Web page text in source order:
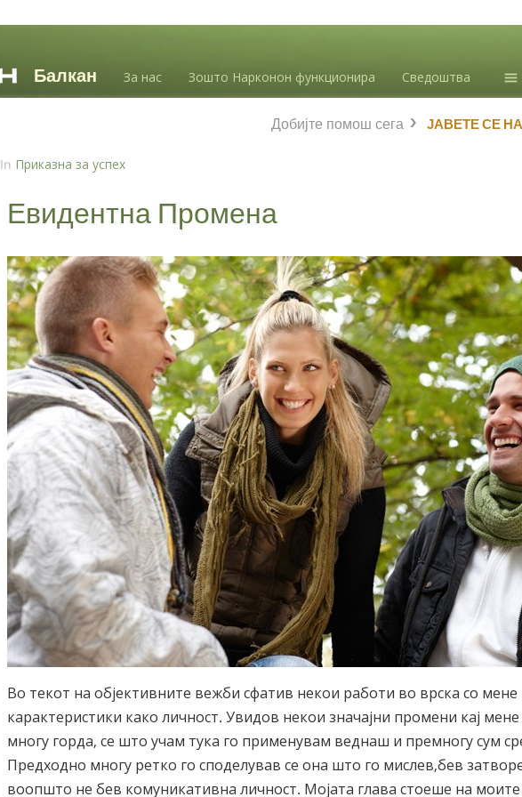
За нас Зошто Нарконон функционира Сведоштва
⨯ ЈАВЕТЕ СЕ НА
Добијте помош сега
In Приказна за успех
Евидентна Промена
Во текот на објективните вежби сфатив некои работи во врска со
карактеристики како личност. Увидов некои значајни промени кај
многу горда, се што учам тука го применувам веднаш и премногу сум
Предходно многу ретко го споделував се она што го мислев,бев
воопшто не бев комуникативна личност. Мојата глава стоеше на